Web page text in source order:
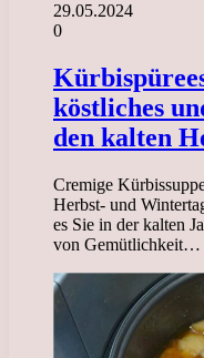
29.05.2024
0
köstliches
den kalten
Cremige
Herbst- und
es Sie in der kalten
von Gemütlichkeit…